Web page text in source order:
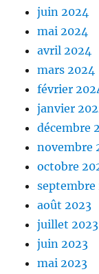
juin 2024
mai 2024
avril 2024
mars 2024
février
janvier
décembre
novembre
octobre
septembre
août 2023
juillet 2023
juin 2023
mai 2023